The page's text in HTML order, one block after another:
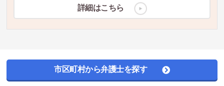
詳細はこちら
市区町村から弁護士を探す